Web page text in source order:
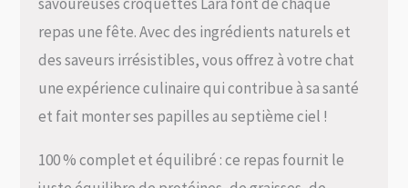
repas une fête. Avec des ingrédients naturels et
des saveurs irrésistibles, vous offrez à votre chat
une expérience culinaire qui contribue à sa santé
et fait monter ses papilles au septième ciel !
100 % complet et équilibré : ce repas fournit le